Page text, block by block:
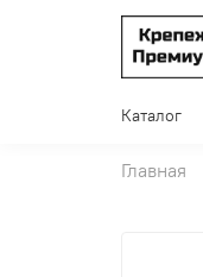
Каталог
Главная